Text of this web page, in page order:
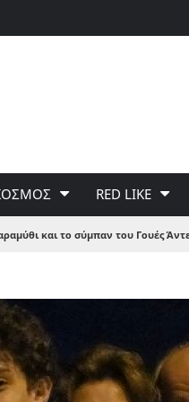
RED LIKE
και το σύμπαν του Γουές